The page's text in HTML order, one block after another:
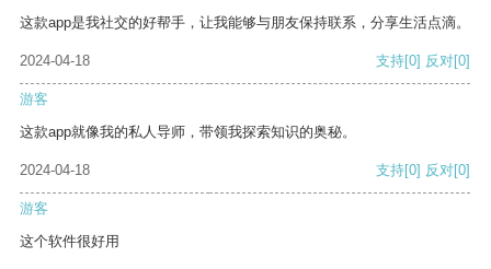
这款app是我社交的好帮手，让我能够与朋友保持联系，分享生活点滴。
2024-04-18 支持[0] 反对[0]
游客
这款app就像我的私人导师，带领我探索知识的奥秘。
2024-04-18 支持[0] 反对[0]
游客
这个软件很好用